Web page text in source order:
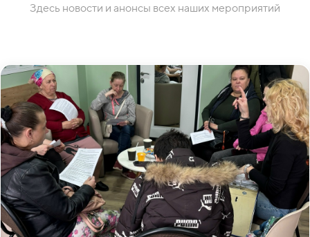
Здесь новости и анонсы всех наших мероприятий